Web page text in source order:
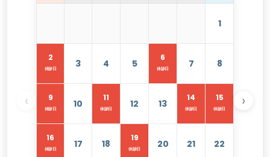
‹
1
2
休診日 3 4 5
6
休診日 7 8
9
休診日 10
11
休診日 12 13
14
休診日
15
休診日
16
休診日 17 18
19
休診日 20 21 22
›